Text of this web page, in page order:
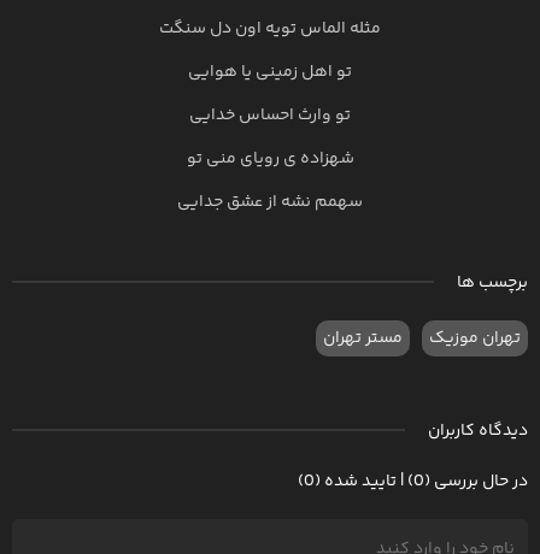
مثله الماس تویه اون دل سنگت
تو اهل زمینی یا هوایی
تو وارث احساس خدایی
شهزاده ی رویای منی تو
سهمم نشه از عشق جدایی
برچسب ها
تهران موزیک مستر تهران
دیدگاه کاربران
در حال بررسی (0) | تایید شده (0)